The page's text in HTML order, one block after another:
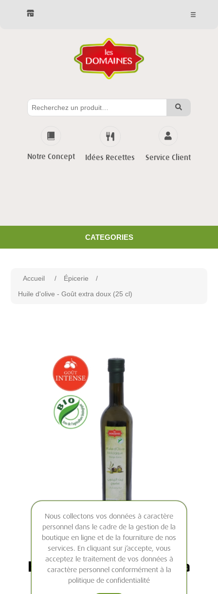
Notre Concept Idées Recettes Service Client
CATEGORIES
Accueil / Épicerie
/
Huile d'olive - Goût extra doux (25 cl)
Huile d'olive - Goût extra
doux (25 cl)
Nous collectons vos données à caractère
personnel dans le cadre de la gestion de la
boutique en ligne et de la fourniture de nos
services. En cliquant sur j’accepte, vous
acceptez le traitement de vos données à
caractère personnel conformément à la
politique de confidentialité